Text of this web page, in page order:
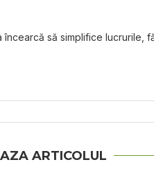
încearcă să simplifice lucrurile,
ARTICOLUL